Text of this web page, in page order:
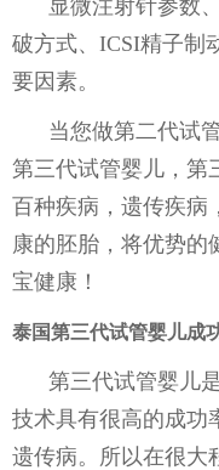
显微注射针参数、
破方式、ICSI精子制
要因素。
当您做第二代试管
第三代试管婴儿，第
百种疾病，遗传疾病
康的胚胎，将优势的
宝健康！
泰国第三代试管婴儿成
第三代试管婴儿是
技术具有很高的成功
遗传病。所以在很大